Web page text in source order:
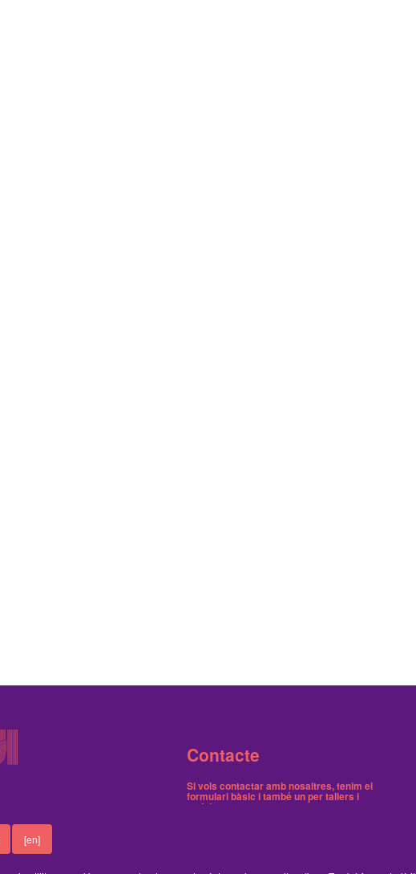
[en]
Contacte
Si vols contactar amb nosaltres, tenim el
formulari bàsic i tambéun per tallers i
activitats
Tenim dos butlletins, un trimestral de notícies i